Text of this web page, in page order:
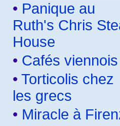
• Panique au
Ruth's Chris
House
• Cafés viennois
• Torticolis chez
les grecs
• Miracle à